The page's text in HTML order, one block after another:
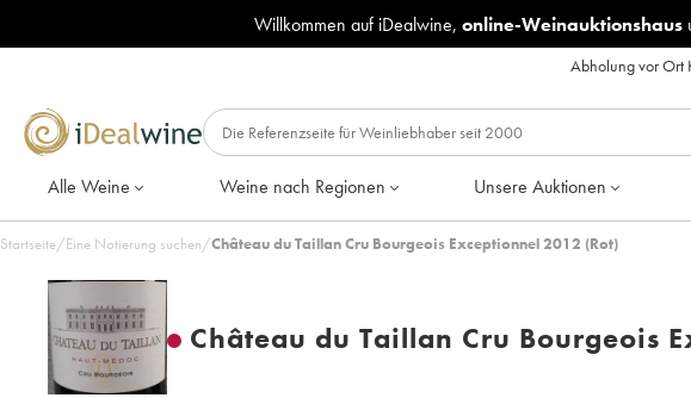
Willkommen auf iDealwine, online-Weinauktionshaus
Abholung vor Ort
Alle Weine Weine nach Regionen Unsere Auktionen
Startseite/Eine Notierung suchen/Château du Taillan Cru Bourgeois Exceptionnel 2012 (Rot)
Château du Taillan Cru Bourgeois